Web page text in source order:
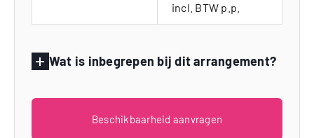
incl. BTW p.p.
Wat is inbegrepen bij dit arrangement?
Beschikbaarheid aanvragen